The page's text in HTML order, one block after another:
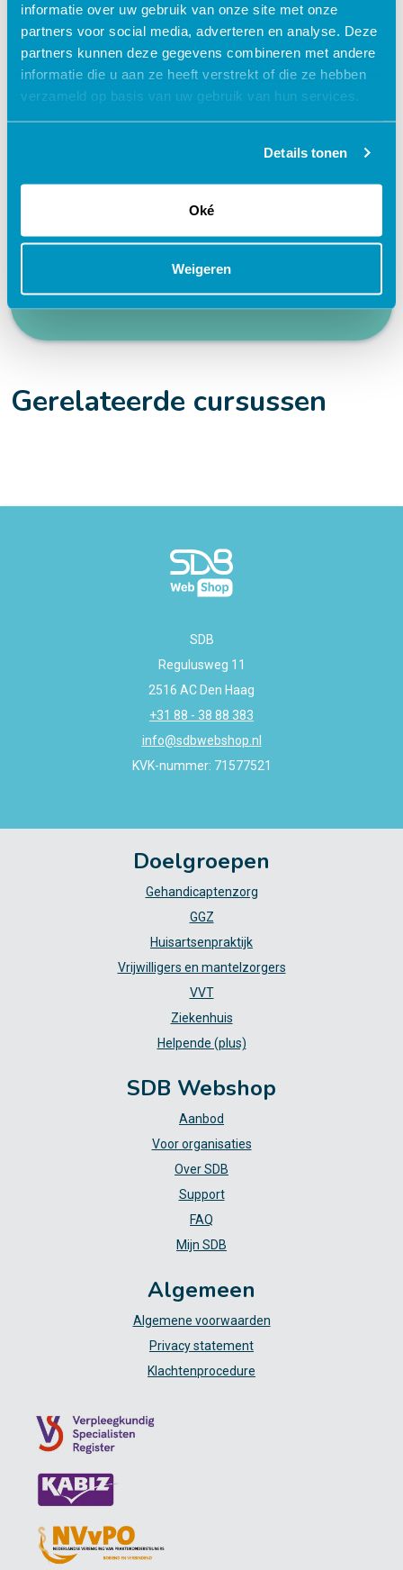
informatie over uw gebruik van onze site met onze
partners voor social media, adverteren en analyse. Deze
partners kunnen deze gegevens combineren met andere
informatie die u aan ze heeft verstrekt of die ze hebben
verzameld op basis van uw gebruik van hun services.
Details tonen
Oké
Weigeren
Waarom kiezen voor deze
e-learning?
Flexibel – leer op je eigen manier en tempo
Interactieve en aantrekkelijke leermethoden
24/7 toegang tot lesmateriaal
Accreditatiepunten worden automatisch
Gerelateerde cursussen
SDB
Regulusweg 11
2516 AC Den Haag
+31 88 - 38 88 383
info@sdbwebshop.nl
KVK-nummer: 71577521
Doelgroepen
Gehandicaptenzorg
GGZ
Huisartsenpraktijk
Vrijwilligers en mantelzorgers
VVT
Ziekenhuis
Helpende (plus)
SDB Webshop
Aanbod
Voor organisaties
Over SDB
Support
FAQ
Mijn SDB
Algemeen
Algemene voorwaarden
Privacy statement
Klachtenprocedure